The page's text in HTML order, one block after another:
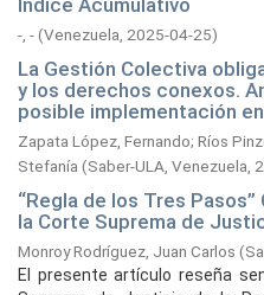
Indice Acumulativo
-, -(Venezuela, 2025-04-25)
La Gestión Colectiva
y los derechos conexos.
posible implementación
Zapata López, Fernando; Ríos
Stefanía (Saber-ULA, Venezuela,
“Regla de los Tres
la Corte Suprema de
Monroy Rodríguez, Juan Carlos (
El presente artículo reseña